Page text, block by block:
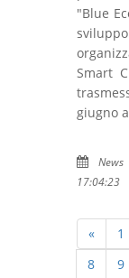
"Blue
Smart
giugno
17:04:23
« 1
8
9